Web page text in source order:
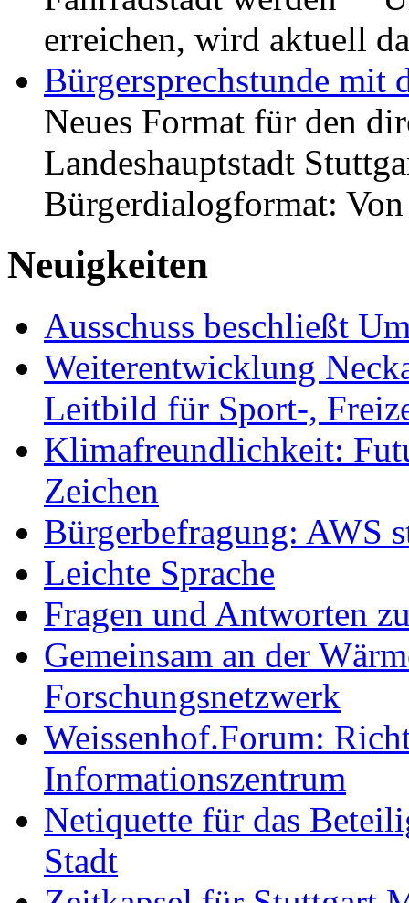
erreichen, wird aktuell
Bürgersprechstunde mit
Neues Format für den
Landeshauptstadt
Bürgerdialogformat:
Neuigkeiten
Ausschuss beschließt
Weiterentwicklung
Leitbild für Sport-,
Klimafreundlichkeit:
Zeichen
Bürgerbefragung: AWS
Leichte Sprache
Fragen und Antworten
Gemeinsam an der
Forschungsnetzwerk
Weissenhof.Forum:
Informationszentrum
Netiquette für das
Stadt